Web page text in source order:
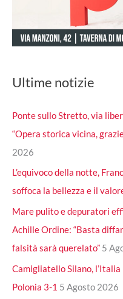
Ultime notizie
Ponte sullo Stretto, via
“Opera storica vicina,
2026
L’equivoco della notte,
soffoca la bellezza e il
Mare pulito e depuratori
Achille Ordine: “Basta
falsità sarà querelato” 5
Camigliatello Silano,
Polonia 3-1 5 Agosto 2026